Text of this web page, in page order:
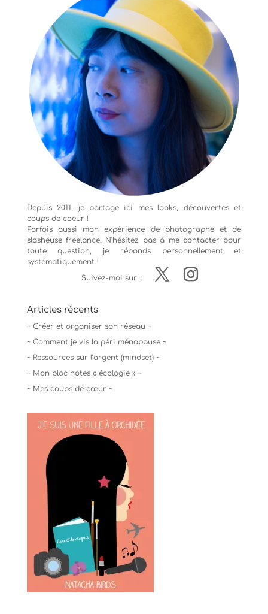
Depuis 2011, je partage ici mes looks, découvertes et
coups de coeur !
Parfois aussi mon expérience de photographeet de
slasheuse freelance. N'hésitez pas à me contacter pour
toute question, je réponds personnellement et
systématiquement !
Suivez-moi sur :
Articles récents
~ Créer et organiser son réseau ~
~ Comment je vis la péri ménopause ~
~ Ressources sur l’argent (mindset) ~
~ Mon bloc notes « écologie » ~
~ Mes coups de cœur ~